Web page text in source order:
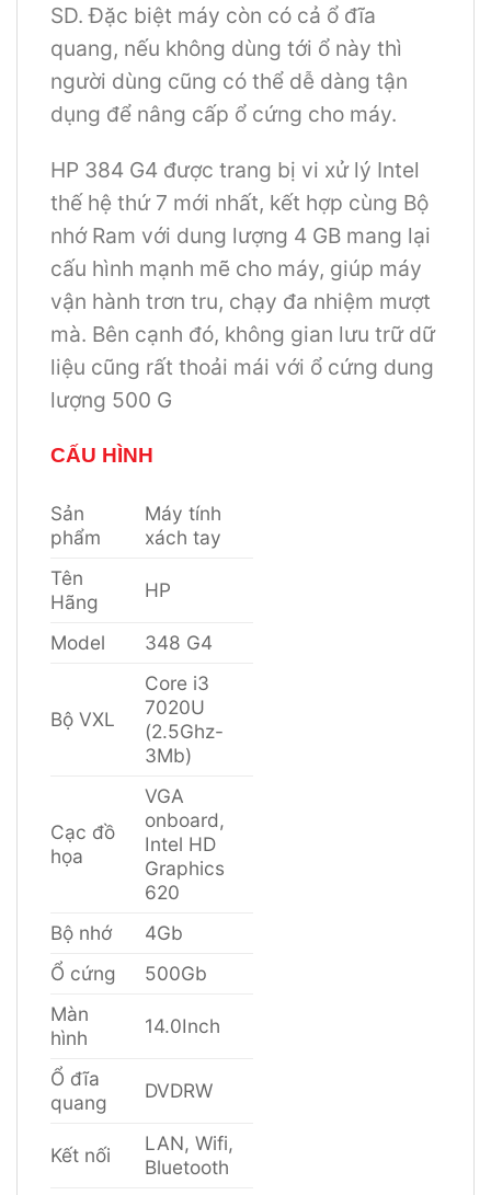
SD. Đặc biệt máy còn có cả ổ đĩa
quang, nếu không dùng tới ổ này thì
người dùng cũng có thể dễ dàng tận
dụng để nâng cấp ổ cứng cho máy.
HP 384 G4 được trang bị vi xử lý Intel
thế hệ thứ 7 mới nhất, kết hợp cùng Bộ
nhớ Ram với dung lượng 4 GB mang lại
cấu hình mạnh mẽ cho máy, giúp máy
vận hành trơn tru, chạy đa nhiệm mượt
mà. Bên cạnh đó, không gian lưu trữ dữ
liệu cũng rất thoải mái với ổ cứng dung
lượng 500 G
CẤU HÌNH
Sản
phẩm
Máy tính
xách tay
Tên
Hãng
HP
Model 348 G4
Bộ VXL
Core i3
7020U
(2.5Ghz-
3Mb)
Cạc đồ
họa
VGA
onboard,
Intel HD
Graphics
620
Bộ nhớ
4Gb
Ổ cứng
500Gb
Màn
hình
14.0Inch
Ổ đĩa
quang
DVDRW
Kết nối
LAN, Wifi,
Bluetooth